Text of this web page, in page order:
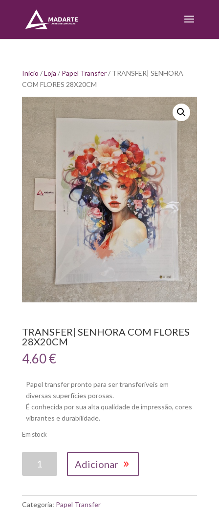
Início /Loja / Papel Transfer/ TRANSFER| SENHORA
COM FLORES 28X20CM
TRANSFER| SENHORA COM FLORES
28X20CM
4.60€
Papel transfer pronto para ser transferíveis em
diversas superfícies porosas.
É conhecida por sua alta qualidade de impressão, cores
vibrantes e durabilidade.
Em stock
COM
Adicionar
Categoria: Papel Transfer